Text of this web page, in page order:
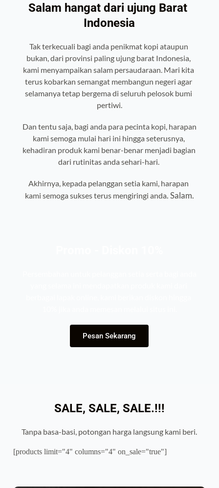
Salam hangat dari ujung Barat
Indonesia
Tak terkecuali bagi anda penikmat kopi ataupun
bukan, dari provinsi paling ujung barat Indonesia,
kami menyampaikan salam persaudaraan. Mari kita
selamanya tetap bergema di seluruh pelosok bumi
pertiwi.
Dan tentu saja, bagi anda para pecinta kopi, harapan
kami semoga mulai hari ini hingga seterusnya,
kehadiran produk kami benar-benar menjadi bagian
dari rutinitas anda sehari-hari.
Akhirnya, kepada pelanggan setia kami, harapan
kami semoga sukses terus mengiringi anda. Salam.
Pesan Sekarang
SALE, SALE, SALE.!!!
Tanpa basa-basi, potongan harga langsung kami beri.
[products limit="4" columns="4" on_sale="true"]